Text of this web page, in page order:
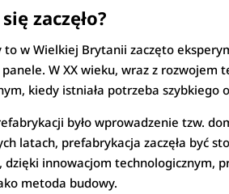
zaczęło?
to w Wielkiej Brytanii zaczęto
W XX wieku, wraz z rozwojem
kiedy istniała potrzeba szybkiego
było wprowadzenie tzw.
latach, prefabrykacja zaczęła być
dzięki innowacjom technologicznym,
metoda budowy.